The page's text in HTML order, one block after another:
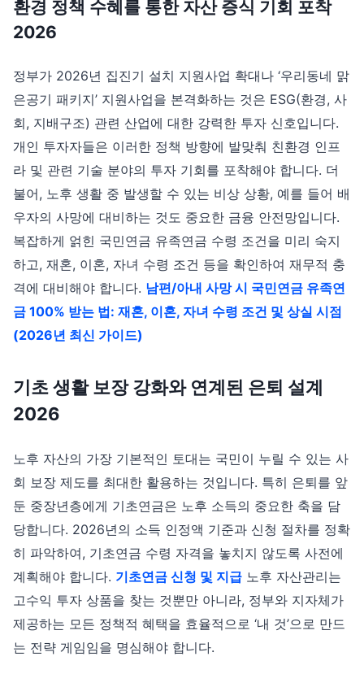
환경 정책 수혜를 통한 자산 증식 기회 포착
2026
정부가 2026년 집진기 설치 지원사업 확대나 ‘우리동네 맑
은공기 패키지’ 지원사업을 본격화하는 것은 ESG(환경, 사
회, 지배구조) 관련 산업에 대한 강력한 투자 신호입니다.
개인 투자자들은 이러한 정책 방향에 발맞춰 친환경 인프
라 및 관련 기술 분야의 투자 기회를 포착해야 합니다. 더
불어, 노후 생활 중 발생할 수 있는 비상 상황, 예를 들어 배
우자의 사망에 대비하는 것도 중요한 금융 안전망입니다.
복잡하게 얽힌 국민연금 유족연금 수령 조건을 미리 숙지
하고, 재혼, 이혼, 자녀 수령 조건 등을 확인하여 재무적 충
격에 대비해야 합니다. 남편/아내 사망 시 국민연금 유족연
금 100% 받는 법: 재혼, 이혼, 자녀 수령 조건 및 상실 시점
(2026년 최신 가이드)
기초 생활 보장 강화와 연계된 은퇴 설계
2026
노후 자산의 가장 기본적인 토대는 국민이 누릴 수 있는 사
회 보장 제도를 최대한 활용하는 것입니다. 특히 은퇴를 앞
둔 중장년층에게 기초연금은 노후 소득의 중요한 축을 담
당합니다. 2026년의 소득 인정액 기준과 신청 절차를 정확
히 파악하여, 기초연금 수령 자격을 놓치지 않도록 사전에
계획해야 합니다. 기초연금 신청 및 지급 노후 자산관리는
고수익 투자 상품을 찾는 것뿐만 아니라, 정부와 지자체가
제공하는 모든 정책적 혜택을 효율적으로 ‘내 것’으로 만드
는 전략 게임임을 명심해야 합니다.